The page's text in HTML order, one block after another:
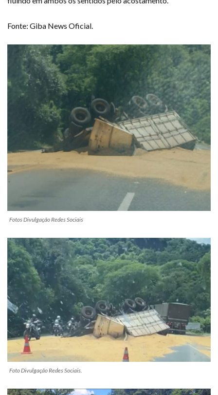
Fonte: Giba News Oficial.
Fotos Divulgação Redes Sociais
Foto Divulgação Redes Sociais.